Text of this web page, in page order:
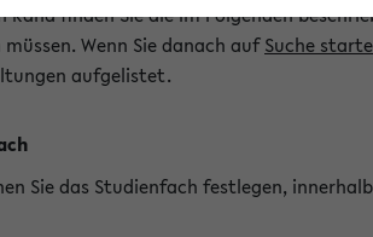
Rand finden Sie die im Folgenden
Wenn Sie danach aufSuche
aufgelistet.
Sie das Studienfach festlegen,